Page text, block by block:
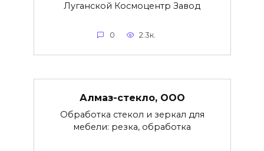
Луганской Космоцентр Завод
0 2.3к.
Алмаз-стекло, ООО
Обработка стекол и зеркал для
мебели: резка, обработка